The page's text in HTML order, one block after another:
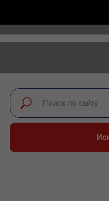
Всероссийская